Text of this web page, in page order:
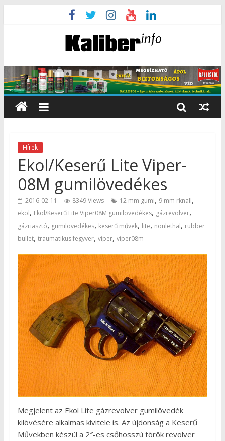
Hírek
Ekol/Keserű Lite Viper-
08M gumilövedékes
2016-02-11 8349 Views 12 mm gumi, 9 mm rknall,
ekol, Ekol/Keserű Lite Viper08M gumilövedékes, gázrevolver,
gázriasztó, gumilövedékes, keserű művek, lite, nonlethal, rubber
bullet, traumatikus fegyver, viper, viper08m
Megjelent az Ekol Lite gázrevolver gumilövedék
kilövésére alkalmas kivitele is. Az újdonság a Keserű
Művekben készül a 2″-es csőhosszú török revolver